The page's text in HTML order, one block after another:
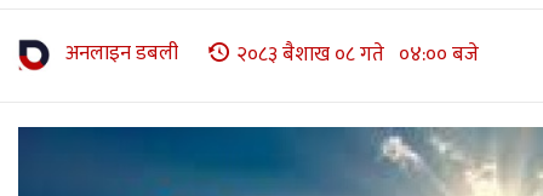
अनलाइन डबली २०८३ बैशाख ०८ गते ०४:०० बजे